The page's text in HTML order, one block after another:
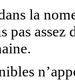
la
pas assez